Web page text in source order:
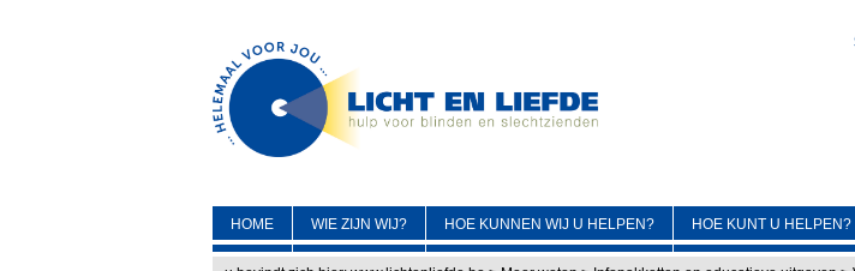
HOME WIE ZIJN WIJ? HOE KUNNEN WIJ U HELPEN? HOE KUNT U HELPEN?